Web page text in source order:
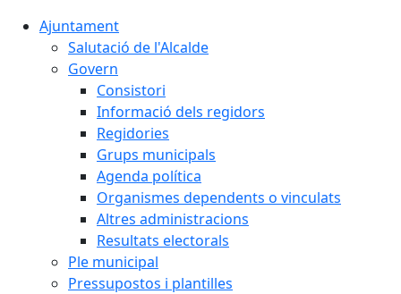
Ajuntament
Salutació de l'Alcalde
Govern
Consistori
Informació dels regidors
Regidories
Grups municipals
Agenda política
Organismes dependents o vinculats
Altres administracions
Resultats electorals
Ple municipal
Pressupostos i plantilles